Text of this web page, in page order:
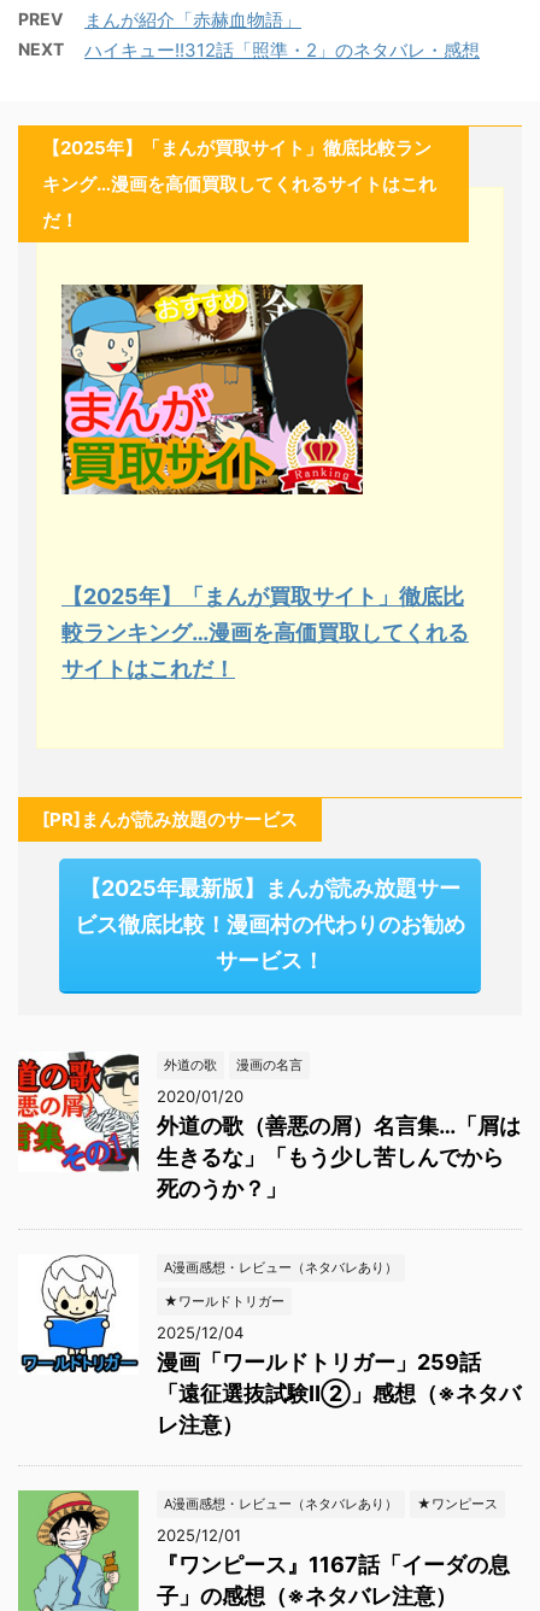
PREV まんが紹介「赤赫血物語」
NEXT ハイキュー!!312話「照準・2」のネタバレ・感想
【2025年】「まんが買取サイト」徹底比較ラン
キング…漫画を高価買取してくれるサイトはこれ
だ！
【2025年】「まんが買取サイト」徹底比
較ランキング…漫画を高価買取してくれる
サイトはこれだ！
[PR]まんが読み放題のサービス
【2025年最新版】まんが読み放題サー
ビス徹底比較！漫画村の代わりのお勧め
サービス！
外道の歌 漫画の名言
2020/01/20
外道の歌（善悪の屑）名言集…「屑は
生きるな」「もう少し苦しんでから
死のうか？」
A漫画感想・レビュー（ネタバレあり）
★ワールドトリガー
2025/12/04
漫画「ワールドトリガー」259話
「遠征選抜試験Ⅱ②」感想（※ネタバ
レ注意）
A漫画感想・レビュー（ネタバレあり） ★ワンピース
2025/12/01
『ワンピース』1167話「イーダの息
子」の感想（※ネタバレ注意）